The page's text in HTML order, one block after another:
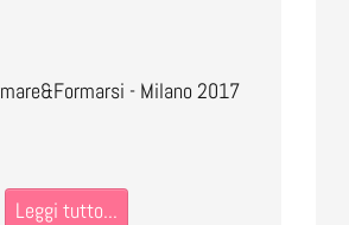
- Milano 2017
Leggi tutto...